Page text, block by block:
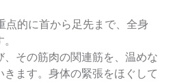
的に首から足先まで、全身
その筋肉の関連筋を、温めな
ます。身体の緊張をほぐして